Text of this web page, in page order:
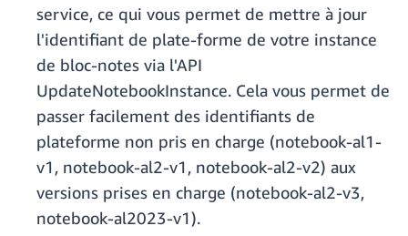
service, ce qui vous permet de mettre à jour
l'identifiant de plate-forme de votre instance
de bloc-notes via l'API
UpdateNotebookInstance. Cela vous permet de
passer facilement des identifiants de
plateforme non pris en charge (notebook-al1-
v1, notebook-al2-v1, notebook-al2-v2) aux
versions prises en charge (notebook-al2-v3,
notebook-al2023-v1).